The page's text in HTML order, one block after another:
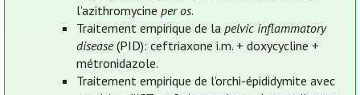
l’azithromycine per os.
Traitement empirique de la pelvic inflammatory
disease(PID): ceftriaxone i.m. + doxycycline +
métronidazole.
Traitement empirique de l’orchi-épididymite avec